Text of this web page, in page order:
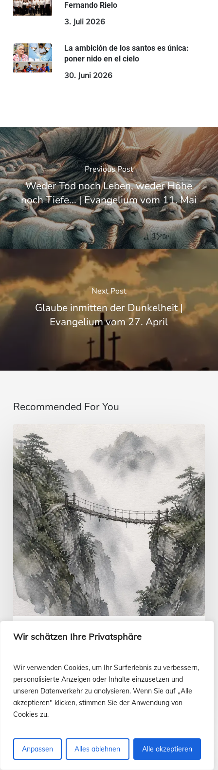
Wir schätzen Ihre Privatsphäre
Wir verwenden Cookies, um Ihr Surferlebnis zu verbessern,
personalisierte Anzeigen oder Inhalte einzusetzen und
unseren Datenverkehr zu analysieren. Wenn Sie auf „Alle
akzeptieren" klicken, stimmen Sie der Anwendung von
Cookies zu.
Anpassen Alles ablehnen Alle akzeptieren
Fernando Rielo
3. Juli 2026
La ambición de los santos es única:
poner nido en el cielo
30. Juni 2026
Previous Post
Weder Tod noch Leben, weder Höhe
noch Tiefe... | Evangelium vom 11. Mai
Next Post
Glaube inmitten der Dunkelheit |
Evangelium vom 27. April
Recommended For You
Evangelium to go
Einbildung
…
jenseits
der
Sinne
|
Evangelium
vom
9.
August
Evangelium vom 9. August
Luis Casasús
5. August 2026
Brot
und